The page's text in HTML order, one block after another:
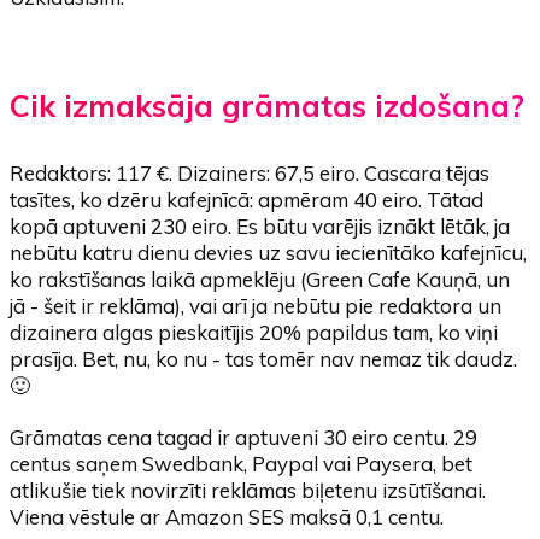
Cik izmaksāja grāmatas izdošana?
Redaktors: 117 €. Dizainers: 67,5 eiro. Cascara tējas
tasītes, ko dzēru kafejnīcā: apmēram 40 eiro. Tātad
kopā aptuveni 230 eiro. Es būtu varējis iznākt lētāk, ja
nebūtu katru dienu devies uz savu iecienītāko kafejnīcu,
ko rakstīšanas laikā apmeklēju (Green Cafe Kauņā, un
jā - šeit ir reklāma), vai arī ja nebūtu pie redaktora un
dizainera algas pieskaitījis 20% papildus tam, ko viņi
prasīja. Bet, nu, ko nu - tas tomēr nav nemaz tik daudz.
🙂
Grāmatas cena tagad ir aptuveni 30 eiro centu. 29
centus saņem Swedbank, Paypal vai Paysera, bet
atlikušie tiek novirzīti reklāmas biļetenu izsūtīšanai.
Viena vēstule ar Amazon SES maksā 0,1 centu.